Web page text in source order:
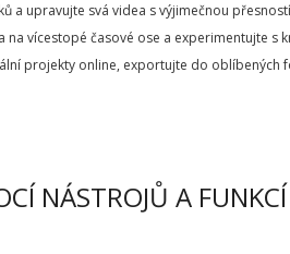
a upravujte svá videa s výjimečnou
vícestopé časové ose a experimentujte s
projekty online, exportujte do
NÁSTROJŮ A FUNKCÍ